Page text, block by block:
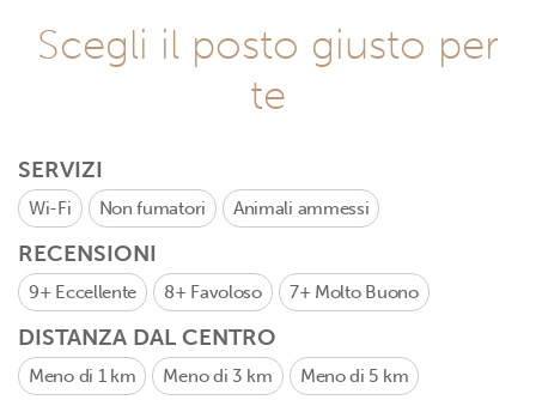
Scegli il posto giusto per
te
SERVIZI
Wi-Fi Non fumatori Animali ammessi
RECENSIONI
9+ Eccellente 8+ Favoloso 7+ Molto Buono
DISTANZA DAL CENTRO
Meno di 1 km Meno di 3 km Meno di 5 km